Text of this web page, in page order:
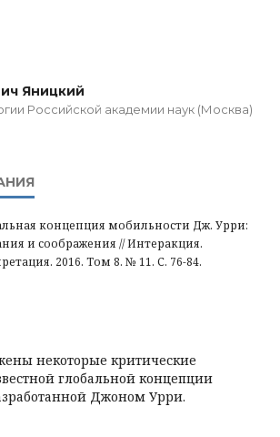
Яницкий
Российской академии наук (Москва)
концепция мобильности Дж. Урри:
и соображения // Интеракция.
2016. Том 8. № 11. С. 76-84.
некоторые критические
глобальной концепции
Джоном Урри.